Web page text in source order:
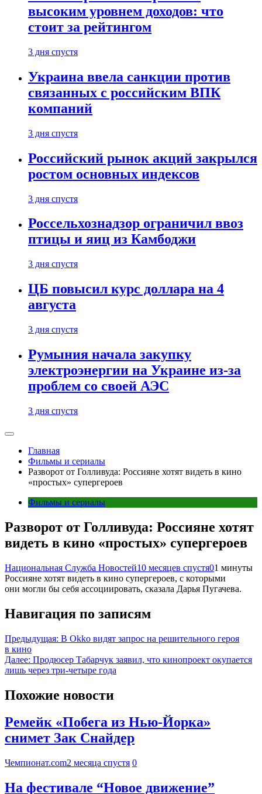
высоким уровнем доходов: что
стоит за рейтингом
3 дня спустя
Украина ввела санкции против
связанных с российским ВПК
компаний
3 дня спустя
Российский рынок акций закрылся
ростом основных индексов
3 дня спустя
Россельхознадзор ограничил ввоз
птицы и яиц из Камбоджи
3 дня спустя
ЦБ повысил курс доллара на 4
августа
3 дня спустя
Румыния начала закупку
электроэнергии на Украине из-за
проблем со своей АЭС
3 дня спустя
Главная
Фильмы и сериалы
Разворот от Голливуда: Россияне хотят видеть в кино
«простых» супергероев
Фильмы и сериалы
Разворот от Голливуда: Россияне хотят
видеть в кино «простых» супергероев
Национальная Служба Новостей10 месяцев спустя01 минуты
Россияне хотят видеть в кино супергероев, с которыми
они могли бы себя ассоциировать, сказала Дарья Пугачева.
Навигация по записям
Предыдущая: В Okko видят запрос на решительного героя
в кино
Далее: Продюсер Табарчук заявил, что кинопроект окупается
лишь через три-четыре года
Похожие новости
Ремейк «Побега из Нью-Йорка»
снимет Зак Снайдер
Чемпионат.com2 месяца спустя 0
На фестивале “Новое движение”